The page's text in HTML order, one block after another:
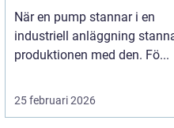
driftstopp
När en pump stannar i en
industriell anläggning
produktionen med den. Fö...
25 februari 2026